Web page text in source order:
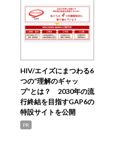
HIV/エイズにまつわる6
つの“理解のギャッ
プ”とは？ 2030年の流
行終結を目指すGAP6の
特設サイトを公開
PR